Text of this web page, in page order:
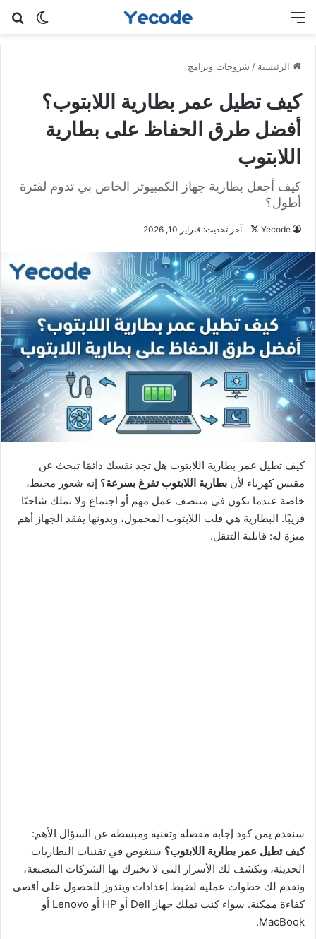
الوضع القائمة
الرئيسية / شروحات وبرامج
كيف تطيل عمر بطارية اللابتوب؟
أفضل طرق الحفاظ على بطارية
اللابتوب
كيف أجعل بطارية جهاز الكمبيوتر الخاص بي تدوم لفترة
أطول؟
Yecode
ب
ع
ع
ل
ى
X
آخر تحديث: فبراير 10, 2026
كيف تطيل عمر بطارية اللابتوب هل تجد نفسك دائمًا تبحث عن
مقبس كهرباء لأن بطارية اللابتوب تفرغ بسرعة؟ إنه شعور محبط،
خاصة عندما تكون في منتصف عمل مهم أو اجتماع ولا تملك شاحنًا
قريبًا. البطارية هي قلب اللابتوب المحمول، وبدونها يفقد الجهاز أهم
ميزة له: قابلية التنقل.
سنقدم يمن كود إجابة مفصلة وتقنية ومبسطة عن السؤال الأهم:
كيف تطيل عمر بطارية اللابتوب؟ سنغوص في تقنيات البطاريات
الحديثة، ونكشف لك الأسرار التي لا تخبرك بها الشركات المصنعة،
ونقدم لك خطوات عملية لضبط إعدادات ويندوز للحصول على أقصى
كفاءة ممكنة. سواء كنت تملك جهاز Dell أو HP أو Lenovo أو
MacBook.